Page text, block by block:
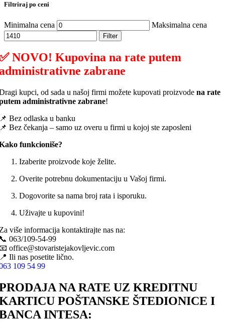
Filtriraj po ceni
Minimalna cena Maksimalna cena
Filter
NOVO! Kupovina na rate putem
zabrane
kupci, od sada u našoj firmi možete kupovati proizvode na rate
administrativne zabrane!
Bez odlaska u banku
Bez čekanja – samo uz overu u firmi u kojoj ste zaposleni
funkcioniše?
Izaberite proizvode koje želite.
Overite potrebnu dokumentaciju u Vašoj firmi.
Dogovorite sa nama broj rata i isporuku.
Uživajte u kupovini!
više informacija kontaktirajte nas na:
063/109-54-99
office@stovaristejakovljevic.com
Ili nas posetite lično.
109 54 99
NA RATE UZ KREDITNU
POŠTANSKE ŠTEDIONICE I
INTESA: